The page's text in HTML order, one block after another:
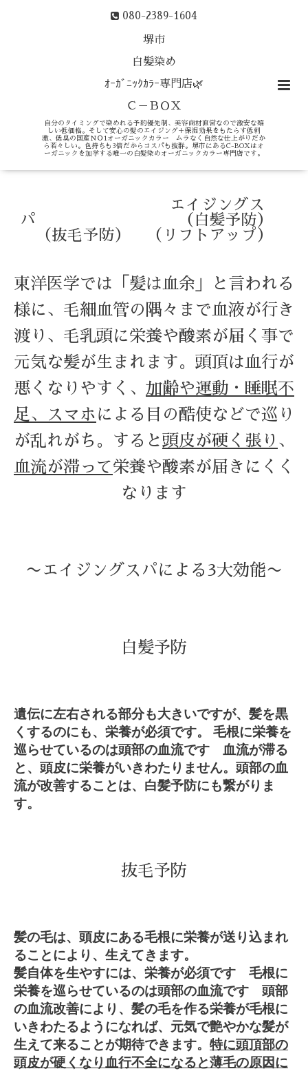
080-2389-1604
堺市
白髪染め
ｵｰｶﾞﾆｯｸｶﾗｰ専門店🌿
Ｃ－ＢＯＸ
自分のタイミングで染めれる予約優先制、美容商材直営なので激安な嬉
しい低価格。そして安心の髪のエイジング＋保湿効果をもたらす低刺
激、低臭の国産ＮＯ1オーガニックカラー ムラなく自然な仕上がりだか
ら若々しい。色持ちも3倍だからコスパも抜群。堺市にあるC-BOXはオ
ーガニックを加学する唯一の白髪染めオーガニックカラー専門店です。
エイジングス
パ （白髪予防）
（抜毛予防） （リフトアップ）
東洋医学では「髪は血余」と言われる
様に、毛細血管の隅々まで血液が行き
渡り、毛乳頭に栄養や酸素が届く事で
元気な髪が生まれます。頭頂は血行が
悪くなりやすく、 加齢や運動・睡眠不
足、スマホ による目の酷使などで巡り
が乱れがち。 すると頭皮が硬く張り 、
血流が滞って栄養や酸素が届きにくく
なります
〜エイジングスパによる3大効能〜
白髪予防
遺伝に左右される部分も大きいですが、髪を黒
くするのにも、栄養が必須です。
毛根に栄養を
巡らせているのは頭部の血流です 血流が滞る
と、頭皮に栄養がいきわたりません。 頭部の血
流が改善することは、白髪予防にも繋がりま
す。
抜毛予防
髪の毛は、頭皮にある毛根に栄養が送り込まれ
ることにより、生えてきます。
髪自体を生やすには、栄養が必須です 毛根に
栄養を巡らせているのは頭部の血流です 頭部
の血流改善により、髪の毛を作る栄養が毛根に
いきわたるようになれば、元気で艶やかな髪が
生えて来ることが期待できます。 特に頭頂部の
頭皮が硬くなり血行不全になると薄毛の原因に